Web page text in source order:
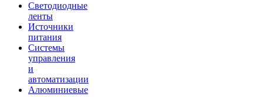
Светодиодные
ленты
Источники
питания
Системы
управления
и
автоматизации
Алюминиевые